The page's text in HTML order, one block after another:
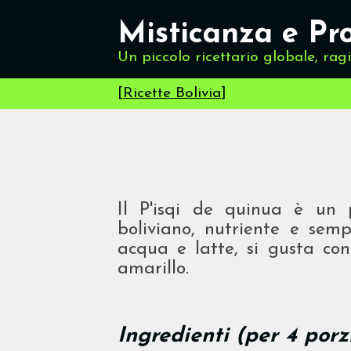
Misticanza e
Un piccolo ricettario globale,
[Ricette Bolivia]
Il P'isqi de quinua è un
boliviano, nutriente e
acqua e latte, si gusta
amarillo.
Ingredienti (per 4